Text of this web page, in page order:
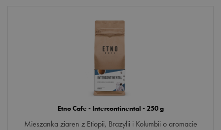
Etno Cafe - Intercontinental - 250 g
Mieszanka ziaren z Etiopii, Brazylii i Kolumbii o aromacie